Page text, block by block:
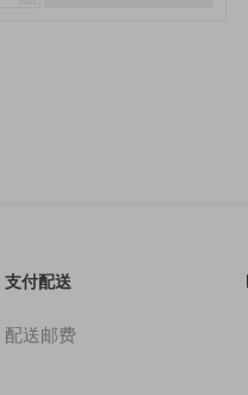
支付配送
配送邮费